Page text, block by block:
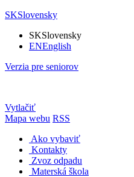
SKSlovensky
SKSlovensky
ENEnglish
Verzia pre seniorov
Vytlačiť
Mapa webu RSS
Ako vybaviť
Kontakty
Zvoz odpadu
Materská škola